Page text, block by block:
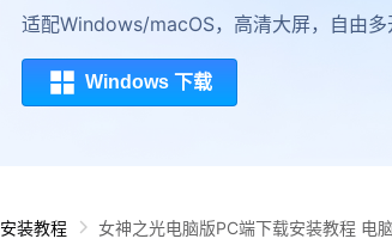
适配Windows/macOS，高清大屏，自由多
Windows 下载
安装教程 女神之光电脑版PC端下载安装教程 电